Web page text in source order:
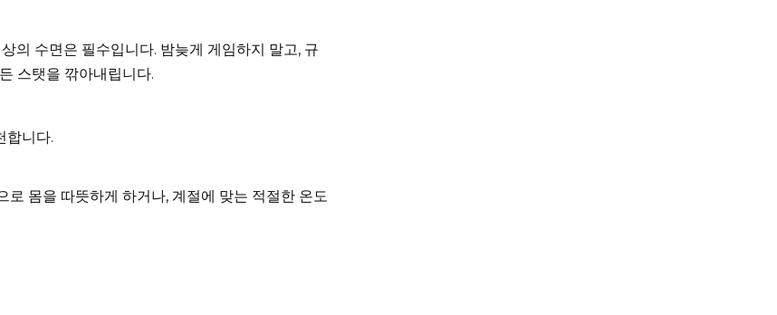
의 수면은 필수입니다. 밤늦게 게임하지 말고, 규
스탯을 깎아내립니다.
합니다.
로 몸을 따뜻하게 하거나, 계절에 맞는 적절한 온도